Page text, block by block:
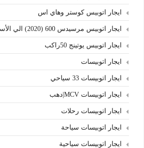
ايجار اتوبيس كوستر وهاي اس
ايجار اتوبيس مرسيدس 600 (2020) الي الأسكندرية
ايجار اتوبيس يوتينج 50راكب
ايجار اتوبيسات
ايجار اتوبيسات 33 سياحي
ايجار اتوبيسات MCV|دهب
ايجار اتوبيسات رحلات
ايجار اتوبيسات سياحة
ايجار اتوبيسات سياحية